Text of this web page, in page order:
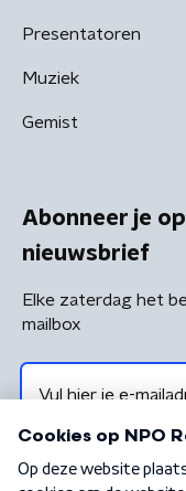
Presentatoren
Muziek
Gemist
Abonneer je
nieuwsbrief
Elke zaterdag het
mailbox